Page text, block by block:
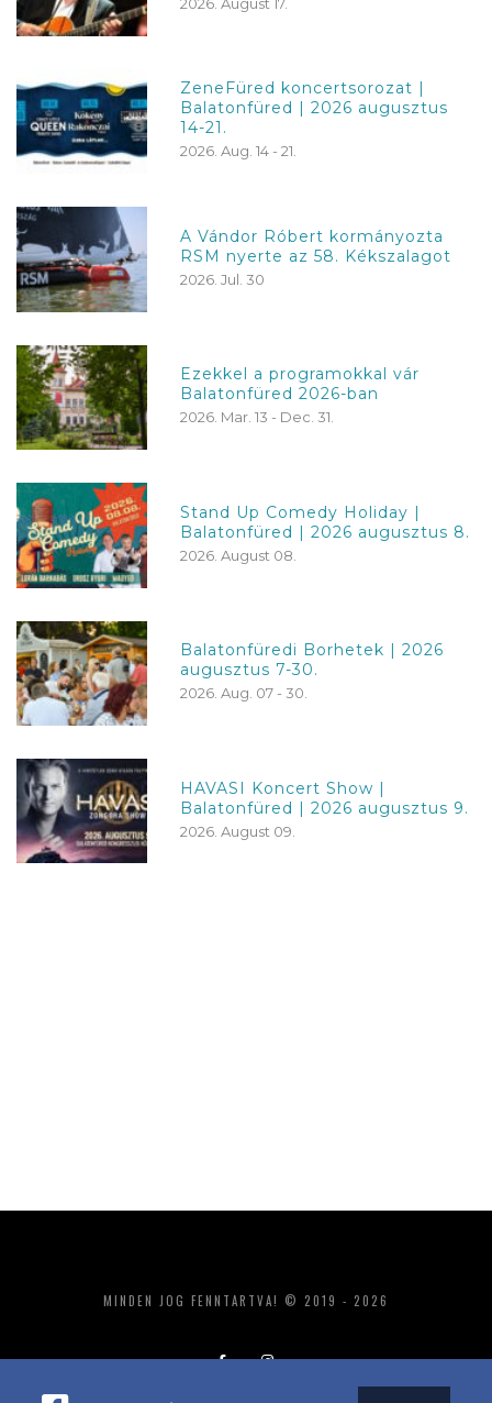
ZeneFüred koncertsorozat |
Balatonfüred | 2026 augusztus
14-21.
2026. Aug. 14 - 21.
A Vándor Róbert kormányozta
RSM nyerte az 58. Kékszalagot
2026. Jul. 30
Ezekkel a programokkal vár
Balatonfüred 2026-ban
2026. Mar. 13 - Dec. 31.
Stand Up Comedy Holiday |
Balatonfüred | 2026 augusztus 8.
2026. August 08.
Balatonfüredi Borhetek | 2026
augusztus 7-30.
2026. Aug. 07 - 30.
HAVASI Koncert Show |
Balatonfüred | 2026 augusztus 9.
2026. August 09.
MINDEN JOG FENNTARTVA! © 2019 - 2026